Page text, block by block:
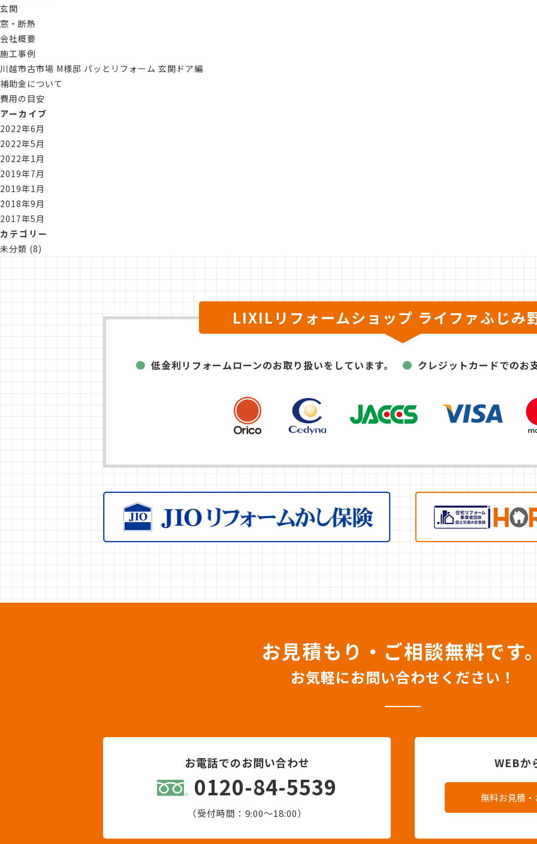
玄関
窓・断熱
会社概要
施工事例
川越市古市場 M様邸 パッとリフォーム 玄関ドア編
補助金について
費用の目安
アーカイブ
2022年6月
2022年5月
2022年1月
2019年7月
2019年1月
2018年9月
2017年5月
カテゴリー
未分類 (8)
LIXILリフォームショップ ライファふじみ
低金利リフォームローンのお取り扱いをしています。 クレジットカードでのお
お見積もり・ご相談無料です
お気軽にお問い合わせください！
お電話でのお問い合わせ
0120-84-5539
（受付時間：9:00〜18:00）
WEBか
無料お見積